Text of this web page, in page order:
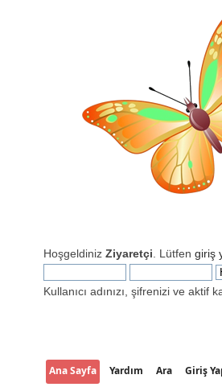
Hoşgeldiniz Ziyaretçi . Lütfen giriş
Kullanıcı adınızı, şifrenizi ve aktif
Ana Sayfa Yardım Ara Giriş